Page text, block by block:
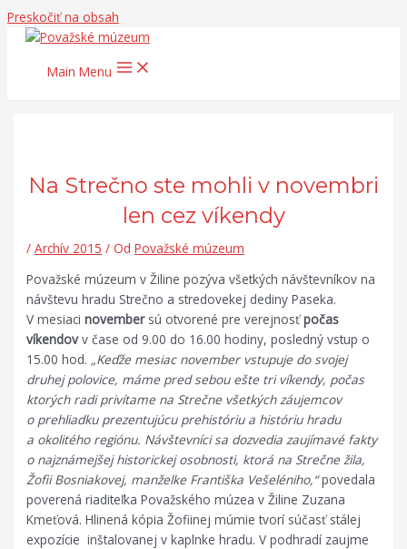
Preskočiť na obsah
Main Menu
Na Strečno ste mohli v novembri
len cez víkendy
/Archív 2015 / Od Považské múzeum
Považské múzeum v Žiline pozýva všetkých návštevníkov na
návštevu hradu Strečno a stredovekej dediny Paseka.
V mesiacinovembersú otvorené pre verejnosťpočas
víkendovv čase od 9.00 do 16.00 hodiny, posledný vstup o
15.00 hod. „Keďže mesiac november vstupuje do svojej
druhej polovice, máme pred sebou ešte tri víkendy, počas
ktorých radi privítame na Strečne všetkých záujemcov
o prehliadku prezentujúcu prehistóriu a históriu hradu
a okolitého regiónu. Návštevníci sa dozvedia zaujímavé fakty
o najznámejšej historickej osobnosti, ktorá na Strečne žila,
Žofii Bosniakovej, manželke Františka Vešeléniho,“povedala
poverená riaditeľka Považského múzea v Žiline Zuzana
Kmeťová. Hlinená kópia Žofiinej múmie tvorí súčasť stálej
expozície inštalovanej v kaplnke hradu. V podhradí zaujme